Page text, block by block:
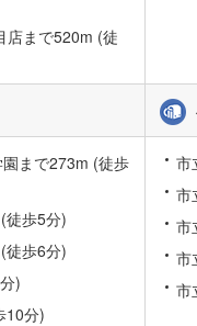
店まで520m (徒
まで273m (徒歩
徒歩5分)
徒歩6分)
)
10分)
市
市
市
市
市